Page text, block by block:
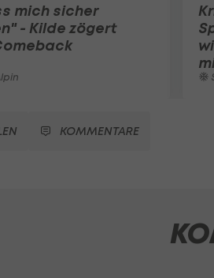
mich sicher
- Kilde zögert
KOMMENTARE